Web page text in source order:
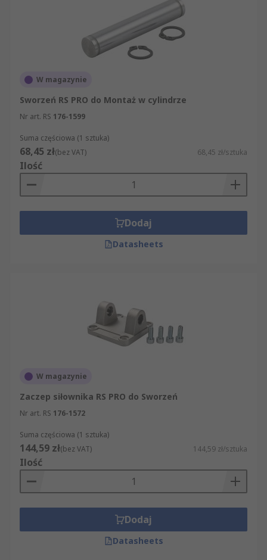
W magazynie
Sworzeń RS PRO do Montaż w cylindrze
Nr art. RS 176-1599
Suma częściowa (1 sztuka)
68,45 zł(bez VAT) 68,45 zł/sztuka
Ilość
Dodaj
Datasheets
W magazynie
Zaczep siłownika RS PRO do Sworzeń
Nr art. RS 176-1572
Suma częściowa (1 sztuka)
144,59 zł(bez VAT) 144,59 zł/sztuka
Ilość
Dodaj
Datasheets